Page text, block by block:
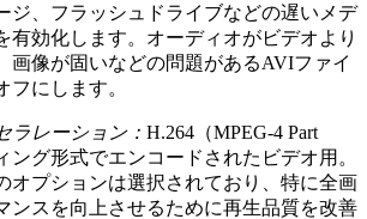
ジ、フラッシュドライブなどの遅いメデ
有効化します。オーディオがビデオより
画像が固いなどの問題があるAVIファイ
フにします。
ラレーション： H.264（MPEG-4 Part
ング形式でエンコードされたビデオ用。
オプションは選択されており、特に全画
ンスを向上させるために再生品質を改善